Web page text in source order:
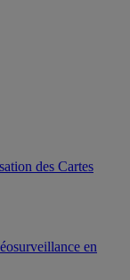
des Cartes
en